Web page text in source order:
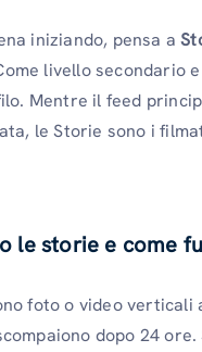
iniziando, pensa a
livello secondario
Mentre il feed
le Storie sono i
le storie e come
foto o video verticali
dopo 24 ore.